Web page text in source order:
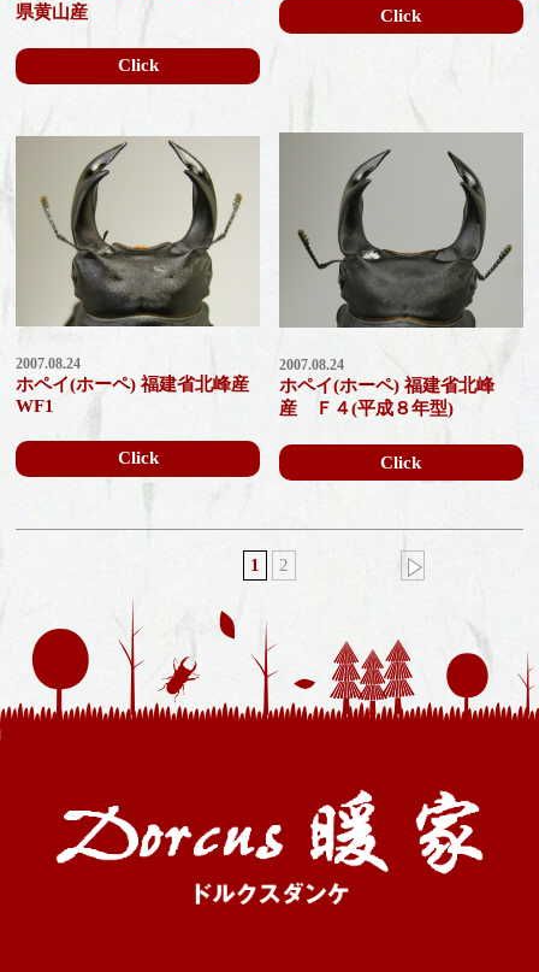
県黄山産
Click
Click
2007.08.24
ホペイ(ホーペ) 福建省北峰産
WF1
Click
2007.08.24
ホペイ(ホーペ) 福建省北峰
産 Ｆ４(平成８年型)
Click
1 2 »